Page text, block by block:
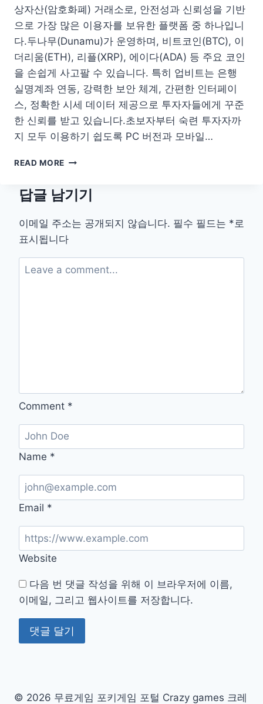
데
트
상자산(암호화폐) 거래소로, 안전성과 신뢰성을 기반
으로 가장 많은 이용자를 보유한 플랫폼 중 하나입니
다.두나무(Dunamu)가 운영하며, 비트코인(BTC), 이
더리움(ETH), 리플(XRP), 에이다(ADA) 등 주요 코인
을 손쉽게 사고팔 수 있습니다. 특히 업비트는 은행
실명계좌 연동, 강력한 보안 체계, 간편한 인터페이
스, 정확한 시세 데이터 제공으로 투자자들에게 꾸준
한 신뢰를 받고 있습니다.초보자부터 숙련 투자자까
지 모두 이용하기 쉽도록 PC 버전과 모바일…
READ MORE
PC
전
다
운
로
드
답글 남기기
이메일 주소는 공개되지 않습니다. 필수 필드는 * 로
표시됩니다
Comment *
Name *
Email *
Website
다음 번 댓글 작성을 위해 이 브라우저에 이름,
이메일, 그리고 웹사이트를 저장합니다.
© 2026 무료게임 포키게임 포털 Crazy games 크레